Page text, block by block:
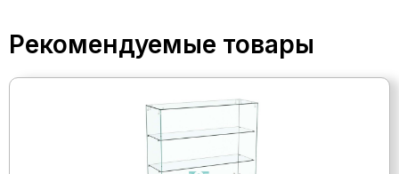
Рекомендуемые товары